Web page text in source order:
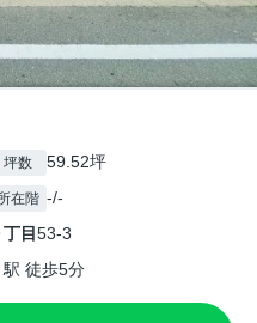
坪数 59.52坪
在階 -/-
目53-3
駅 徒歩5分